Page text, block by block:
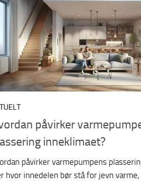
påvirker
inneklimaet?
påvirker varmepumpens
hvor innedelen bør stå for jevn